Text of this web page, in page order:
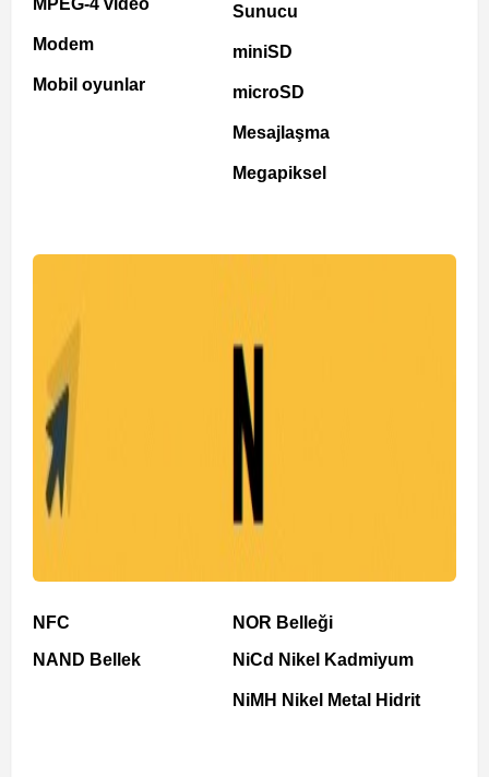
MPEG-4 video
Modem
Mobil oyunlar
Sunucu
miniSD
microSD
Mesajlaşma
Megapiksel
NFC
NAND Bellek
NOR Belleği
NiCd Nikel Kadmiyum
NiMH Nikel Metal Hidrit